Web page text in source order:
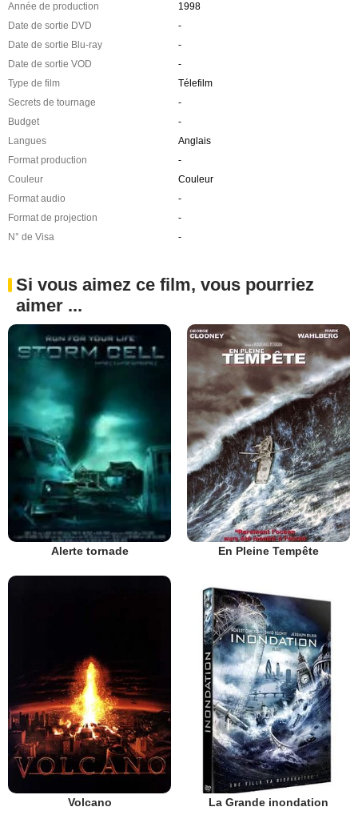
Année de production
1998
Date de sortie DVD
-
Date de sortie Blu-ray
-
Date de sortie VOD
-
Type de film
Télefilm
Secrets de tournage
-
Budget
-
Langues
Anglais
Format production
-
Couleur
Couleur
Format audio
-
Format de projection
-
N° de Visa
-
Si vous aimez ce film, vous pourriez
aimer ...
Alerte tornade En Pleine Tempête
Volcano La Grande inondation